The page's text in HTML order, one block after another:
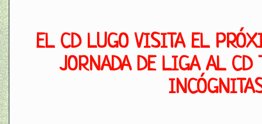
EL CD LUGO VISITA EL
JORNADA DE LIGA AL CD